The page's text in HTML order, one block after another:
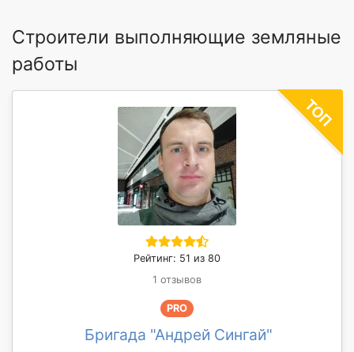
Строители выполняющие земляные
работы
Рейтинг: 51 из 80
1 отзывов
PRO
Бригада "Андрей Сингай"